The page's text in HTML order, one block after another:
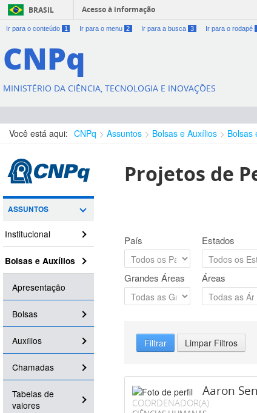
BRASIL Acesso à informação
Ir para o conteúdo 1 Ir para o menu 2 Ir para a busca 3 Ir para o rodapé
CNPq
MINISTÉRIO DA CIÊNCIA, TECNOLOGIA E INOVAÇÕES
Você está aqui: CNPq Assuntos Bolsas e Auxílios Bolsas
ASSUNTOS
Institucional
Bolsas e Auxílios
Apresentação
Bolsas
Auxílios
Chamadas
Tabelas de
valores
Projetos de
País Estados
Grandes Áreas Áreas
Filtrar Limpar Filtros
Aaron
COORDENADOR(A)